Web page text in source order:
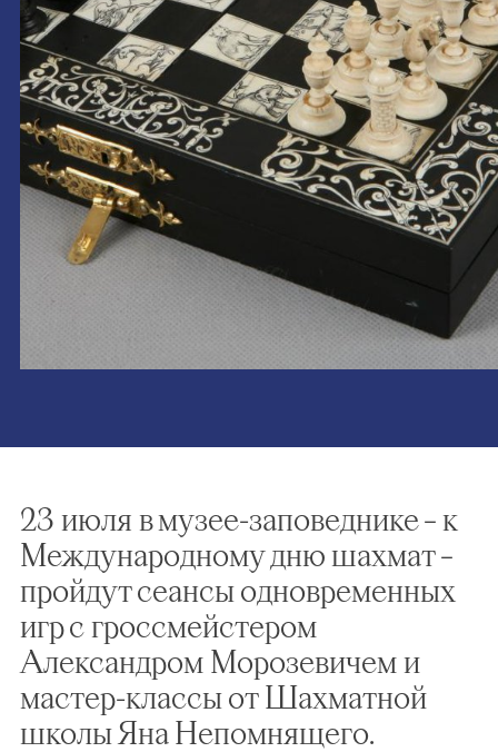
23 июля в музее-заповеднике – к
Международному дню шахмат –
пройдут сеансы одновременных
игр с гроссмейстером
Александром Морозевичем и
мастер-классы от Шахматной
школы Яна Непомнящего.